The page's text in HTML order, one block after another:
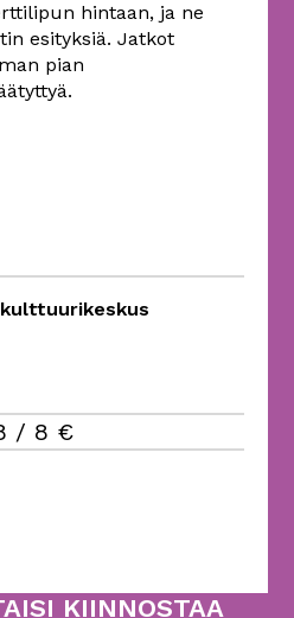
hintaan, ja ne
esityksiä. Jatkot
pian
/ 8 €
KIINNOSTAA